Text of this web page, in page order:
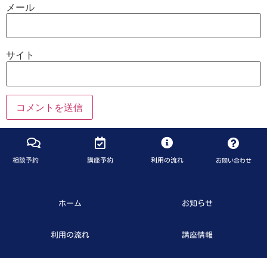
メール
サイト
相談予約 講座予約 利用の流れ お問い合わせ
ホーム お知らせ
利用の流れ 講座情報